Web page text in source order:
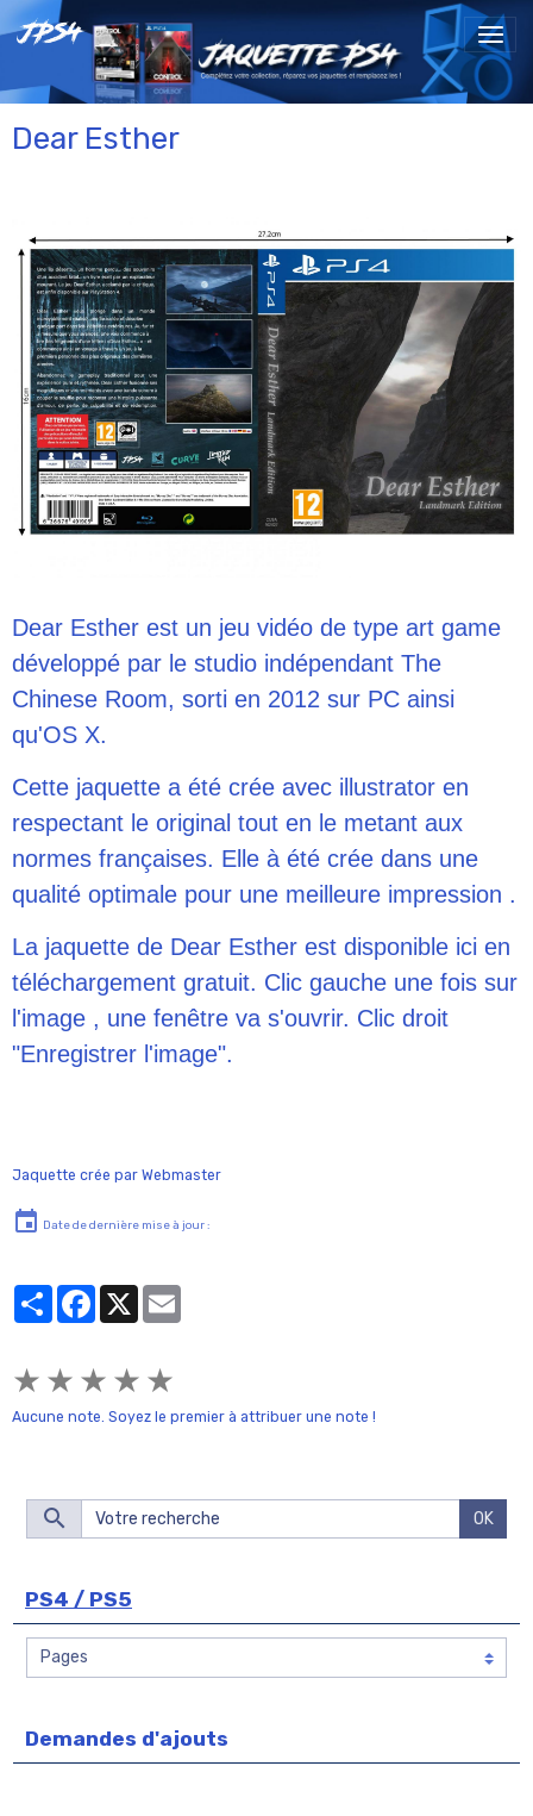
Dear Esther
Dear Esther est un jeu vidéo de type art game
développé par le studio indépendant The
Chinese Room, sorti en 2012 sur PC ainsi
qu'OS X.
Cette jaquette a été crée avec illustrator en
respectant le original tout en le metant aux
normes françaises. Elle à été crée dans une
qualité optimale pour une meilleure impression .
La jaquette de Dear Esther est disponible ici en
téléchargement gratuit. Clic gauche une fois sur
l'image , une fenêtre va s'ouvrir. Clic droit
"Enregistrer l'image".
Jaquette crée par Webmaster
Date de dernière mise à jour :
PartagerFacebook
X
★ ★ ★ ★ ★
Aucune note. Soyez le premier à attribuer une note !
OK
PS4 / PS5
Demandes d'ajouts